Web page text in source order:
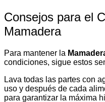
Consejos para el
Mamadera
Para mantener la
condiciones, sigue estos
Lava todas las partes con
uso y después de cada
para garantizar la máxima